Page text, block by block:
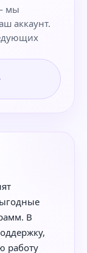
мы
аккаунт.
В
работу